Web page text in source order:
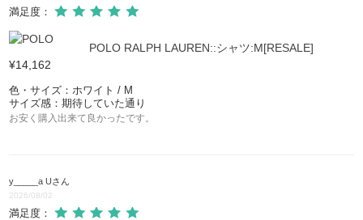
満足度：
POLO RALPH LAUREN::シャツ:M[RESALE]
¥14,162
色・サイズ：ホワイト / M
サイズ感：期待していた通り
お安く購入出来て良かったです。
y_____a Uさん
2026/08/02
満足度：